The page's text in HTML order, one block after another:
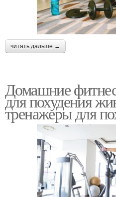
читать дальше →
Домашние
для похудения
тренажеры для